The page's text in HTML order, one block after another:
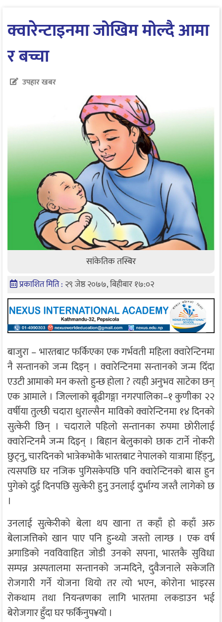
क्वारेन्टाइनमा जोखिम मोल्दै आमा
र बच्चा
उपहार खबर
सांकेतिक तस्बिर
प्रकाशित मिति : २९ जेष्ठ २०७७, बिहीबार १७:०२
बाजुरा – भारतबाट फर्किएका एक गर्भवती महिला क्वारेन्टिनमा
नै सन्तानको जन्म दिइन् । क्वारेन्टिनमा सन्तानको जन्म दिँदा
एउटी आमाको मन कस्तो हुन्छ होला ? त्यही अनुभव साटेका छन्
एक आमाले । जिल्लाको बूढीगङ्गा नगरपालिका–१ कुणीका २२
वर्षीया तुल्छी चदारा धुराल्सैन माविको क्वारेन्टिनमा १४ दिनको
सुत्केरी छिन् । चदाराले पहिलो सन्तानका रुपमा छोरीलाई
क्वारेन्टिनमै जन्म दिइन् । बिहान बेलुकाको छाक टार्ने नोकरी
छुट्नु, चारदिनको भात्रेकभोकै भारतबाट नेपालको यात्रामा हिँड्नु,
त्यसपछि घर नजिक पुगिसकेपछि पनि क्वारेन्टिनको बास हुन
पुगेको दुई दिनपछि सुत्केरी हुनु उनलाई दुर्भाग्य जस्तै लागेको छ
।
उनलाई सुत्केरीको बेला थप खाना त कहाँ हो कहाँ अरु
बेलाजत्तिको खान पाए पनि हुन्थ्यो जस्तो लाग्छ । एक वर्ष
अगाडिको नवविवाहित जोडी उनको सपना, भारतकै सुविधा
सम्पन्न अस्पतालमा सन्तानको जन्मदिने, दुवैजनाले सकेजति
रोजगारी गर्ने योजना थियो तर त्यो भएन, कोरोना भाइरस
रोकथाम तथा नियन्त्रणका लागि भारतमा लकडाउन भई
बेरोजगार हुँदा घर फर्किनुप¥यो ।